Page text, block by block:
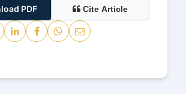
PDF Cite Article